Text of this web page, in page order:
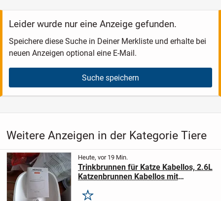
Leider wurde nur eine Anzeige gefunden.
Speichere diese Suche in Deiner Merkliste und erhalte bei
neuen Anzeigen optional eine E-Mail.
Suche speichern
Weitere Anzeigen in der Kategorie Tiere
Heute, vor 19 Min.
Trinkbrunnen für Katze Kabellos, 2.6L
Katzenbrunnen Kabellos mit
Katzentrinkbrunnen, 3000mAh, Leise
Merken